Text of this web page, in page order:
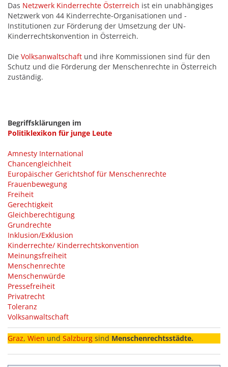
Das Netzwerk Kinderrechte Österreich ist ein unabhängiges
Netzwerk von 44 Kinderrechte-Organisationen und -
Institutionen zur Förderung der Umsetzung der UN-
Kinderrechtskonvention in Österreich.
Die Volksanwaltschaft und ihre Kommissionen sind für den
Schutz und die Förderung der Menschenrechte in Österreich
zuständig.
Begriffsklärungen im
Politiklexikon für junge Leute
Amnesty International
Chancengleichheit
Europäischer Gerichtshof für Menschenrechte
Frauenbewegung
Freiheit
Gerechtigkeit
Gleichberechtigung
Grundrechte
Inklusion/Exklusion
Kinderrechte/ Kinderrechtskonvention
Meinungsfreiheit
Menschenrechte
Menschenwürde
Pressefreiheit
Privatrecht
Toleranz
Volksanwaltschaft
Graz, Wien und Salzburg sind Menschenrechtsstädte.